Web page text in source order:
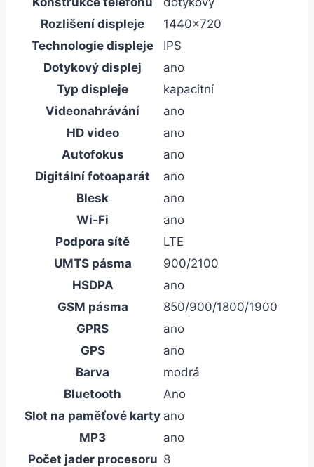
Rozlišení displeje
1440×720
Technologie displeje
IPS
Dotykový displej
ano
Typ displeje
kapacitní
Videonahrávání
ano
HD video
ano
Autofokus
ano
Digitální fotoaparát
ano
Blesk
ano
Wi-Fi
ano
Podpora sítě
LTE
UMTS pásma
900/2100
HSDPA
ano
GSM pásma
850/900/1800/1900
GPRS
ano
GPS
ano
Barva
modrá
Bluetooth
Ano
Slot na paměťové karty ano
MP3
ano
Počet jader procesoru 8